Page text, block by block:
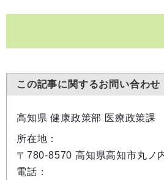
この記事に関するお問い合わせ
高知県 健康政策部 医療政策課
所在地：
〒780-8570 高知県高知市丸ノ
電話：